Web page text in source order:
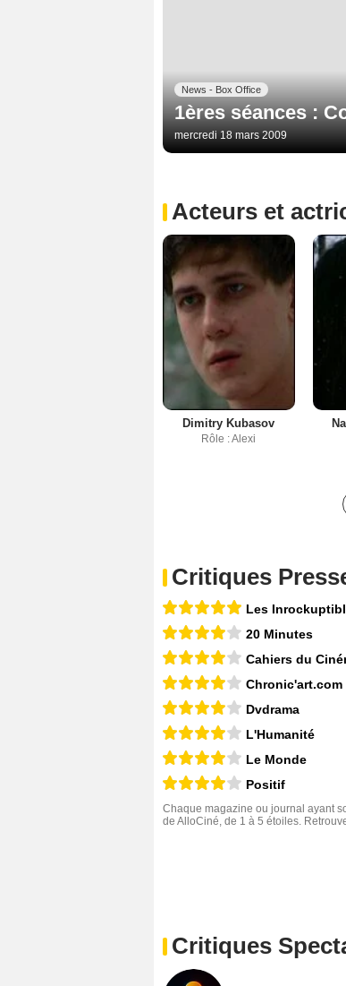
News - Box Office
1ères séances :
mercredi 18 mars 2009
Acteurs et
Dimitry Kubasov
Rôle : Alexi
Critiques
Les
20 Minutes
Cahiers du
Chronic'art.com
Dvdrama
L'Humanité
Le Monde
Positif
Chaque magazine ou journal ayant
de AlloCiné, de 1 à 5 étoiles.
Critiques